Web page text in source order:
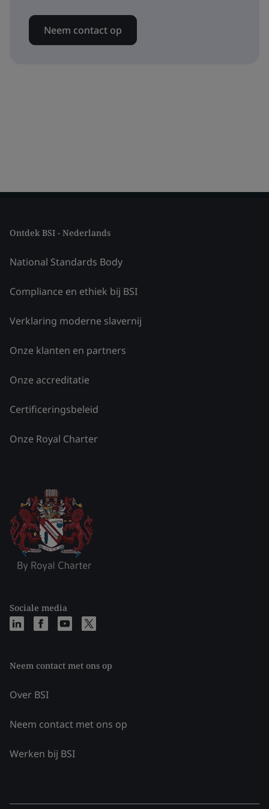
Neem contact op
Ontdek BSI - Nederlands
National Standards Body
Compliance en ethiek bij BSI
Verklaring moderne slavernij
Onze klanten en partners
Onze accreditatie
Certificeringsbeleid
Onze Royal Charter
Sociale media
Neem contact met ons op
Over BSI
Neem contact met ons op
Werken bij BSI